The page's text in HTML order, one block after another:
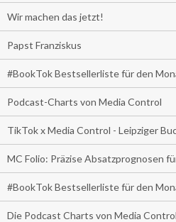
Wir machen das jetzt!
Papst Franziskus
#BookTok Bestsellerliste für den
Podcast-Charts von Media Control
TikTok x Media Control - Leipziger
MC Folio: Präzise Absatzprognosen
#BookTok Bestsellerliste für den
Die Podcast Charts von Media Control